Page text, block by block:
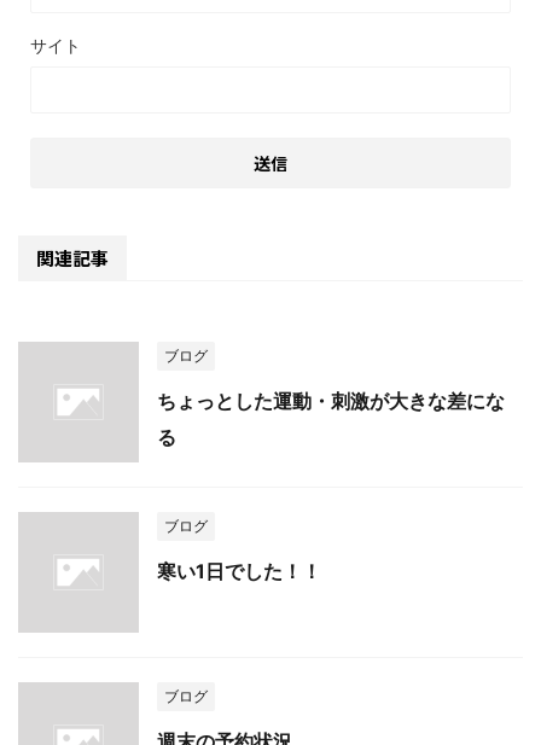
サイト
関連記事
ブログ
ちょっとした運動・刺激が大きな差にな
る
ブログ
寒い1日でした！！
ブログ